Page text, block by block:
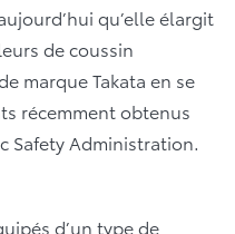
qu’elle élargit
de coussin
marque Takata en se
récemment obtenus
Safety Administration.
d’un type de